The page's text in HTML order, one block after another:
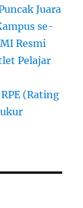
Juara
se-
Resmi
Pelajar
(Rating